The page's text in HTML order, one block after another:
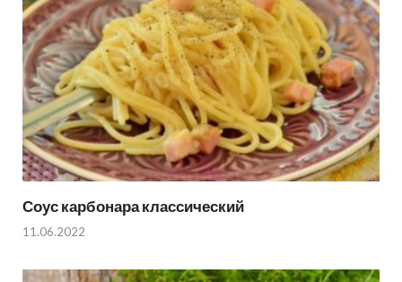
Соус карбонара классический
11.06.2022